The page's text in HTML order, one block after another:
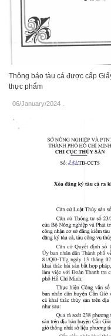
Thông báo tàu cá được cấp
thực phẩm
06/January/2024